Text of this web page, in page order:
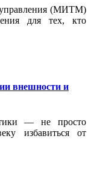
управления (МИТМ)
для тех, кто
внешности и
— не просто
избавиться от